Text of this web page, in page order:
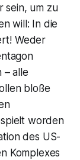
sein, um zu
will: In die
Weder
– alle
bloße
worden
des US-
Komplexes